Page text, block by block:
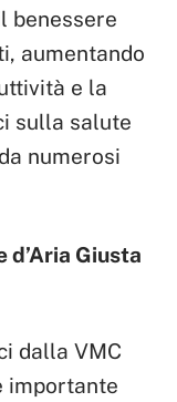
benessere
aumentando
e la
sulla salute
numerosi
Giusta
dalla VMC
importante